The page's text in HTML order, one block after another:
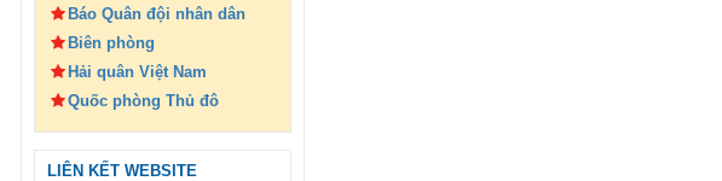
Báo Quân đội nhân dân
Biên phòng
Hải quân Việt Nam
Quốc phòng Thủ đô
LIÊN KẾT WEBSITE